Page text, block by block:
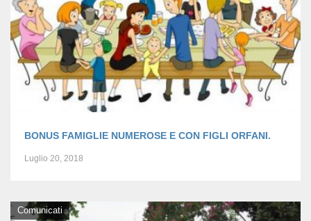
BONUS FAMIGLIE NUMEROSE E CON FIGLI ORFANI.
Luglio 20, 2018
Comunicati